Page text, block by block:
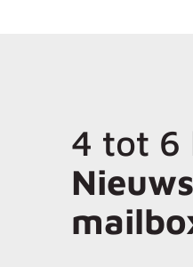
4 tot 6